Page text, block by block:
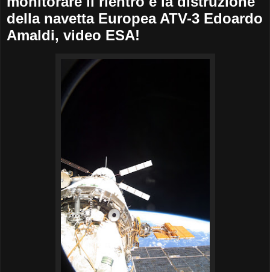
della navetta Europea ATV-3 Edoardo
Amaldi, video ESA!